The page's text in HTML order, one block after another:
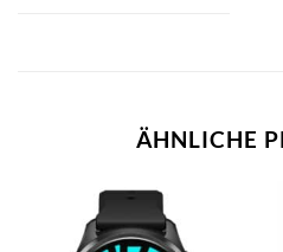
ÄHNLICHE